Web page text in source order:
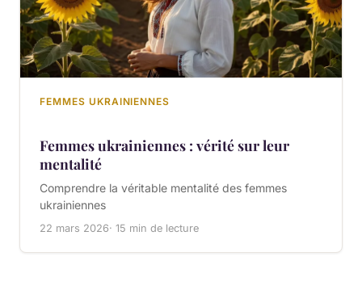
FEMMES UKRAINIENNES
Femmes ukrainiennes : vérité sur leur
mentalité
Comprendre la véritable mentalité des femmes
ukrainiennes
22 mars 2026· 15 min de lecture